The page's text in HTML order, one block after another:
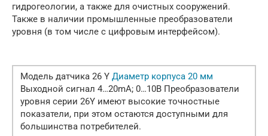
гидрогеологии, а также для очистных сооружений.
Также в наличии промышленные преобразователи
уровня (в том числе с цифровым интерфейсом).
Модель датчика 26 Y Диаметр корпуса 20 мм
Выходной сигнал 4…20mA; 0…10B Преобразователи
уровня серии 26Y имеют высокие точностные
показатели, при этом остаются доступными для
большинства потребителей.